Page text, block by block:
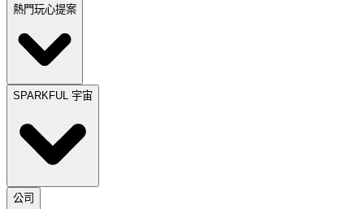
熱門玩心提案
SPARKFUL 宇宙
公司